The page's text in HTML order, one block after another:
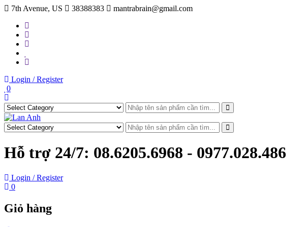
Skip
content
7th Avenue, US 38388383 mantrabrain@gmail.com
Login / Register
0
Search
Search
Hỗ trợ 24/7: 08.6205.6968 - 0977.028.486
Login / Register
0
Giỏ hàng